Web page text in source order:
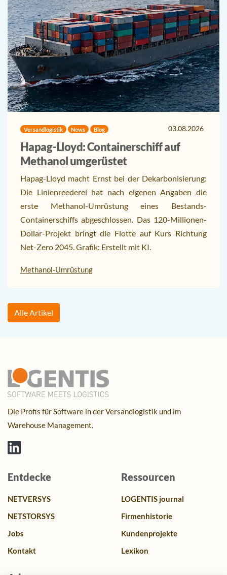
Versandlogistik News Blog 03.08.2026
Hapag-Lloyd: Containerschiff auf
Methanol umgerüstet
Hapag-Lloyd macht Ernst bei der Dekarbonisierung:
Die Linienreederei hat nach eigenen Angaben die
erste Methanol-Umrüstung eines Bestands-
Containerschiffs abgeschlossen. Das 120-Millionen-
Dollar-Projekt bringt die Flotte auf Kurs Richtung
Net-Zero 2045. Grafik: Erstellt mit KI.
Methanol-Umrüstung
Alle Artikel
Die Profis für Software in der Versandlogistik und im
Warehouse Management.
Entdecke
NETVERSYS
NETSTORSYS
Jobs
Kontakt
Ressourcen
LOGENTIS journal
Firmenhistorie
Kundenprojekte
Lexikon